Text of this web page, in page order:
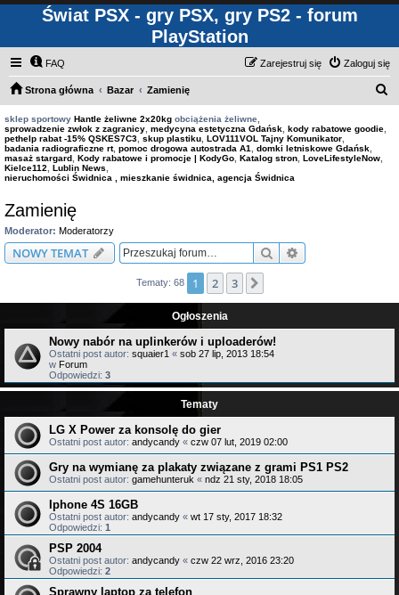
Świat PSX - gry PSX, gry PS2 - forum
PlayStation
FAQ Zaloguj się
Zarejestruj się
Strona główna Bazar Zamienię
sklep sportowy Hantle żeliwne 2x20kg obciążenia żeliwne,
sprowadzenie zwłok z zagranicy medycyna estetyczna Gdańsk kody rabatowe goodie
pethelp rabat -15% QSKES7C3 skup plastiku LOV111VOL Tajny Komunikator
badania radiograficzne rt, pomoc drogowa autostrada A1 domki letniskowe Gdańsk
masaż stargard Kody rabatowe i promocje | KodyGo Katalog stron LoveLifestyleNow
Kielce112
Lublin News
nieruchomości Świdnica , mieszkanie świdnica, agencja Świdnica
Zamienię
Moderator: Moderatorzy
NOWY TEMAT Szukaj
Tematy: 68 1 2 3
Ogłoszenia
Nowy nabór na uplinkerów i uploaderów!
Ostatni post autor: squaier1 « sob 27 lip, 2013 18:54
w Forum
Odpowiedzi: 3
Tematy
LG X Power za konsolę do gier
Ostatni post autor: andycandy « czw 07 lut, 2019 02:00
Gry na wymianę za plakaty związane z grami PS1 PS2
Ostatni post autor: gamehunteruk « ndz 21 sty, 2018 18:05
Iphone 4S 16GB
Ostatni post autor: andycandy « wt 17 sty, 2017 18:32
Odpowiedzi: 1
PSP 2004
Ostatni post autor: andycandy « czw 22 wrz, 2016 23:20
Odpowiedzi: 2
Sprawny laptop za telefon